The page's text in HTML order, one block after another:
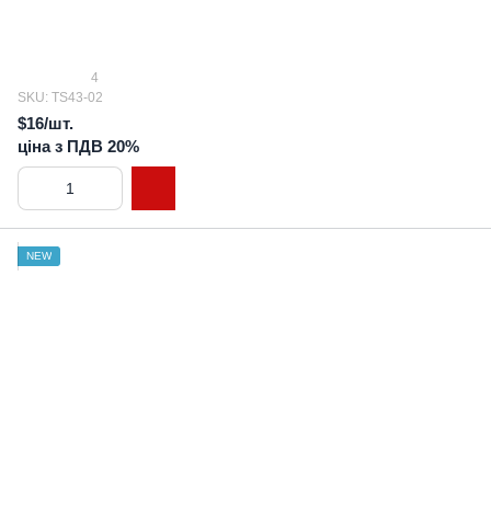
4
SKU: TS43-02
$16/шт.
ціна з ПДВ 20%
NEW